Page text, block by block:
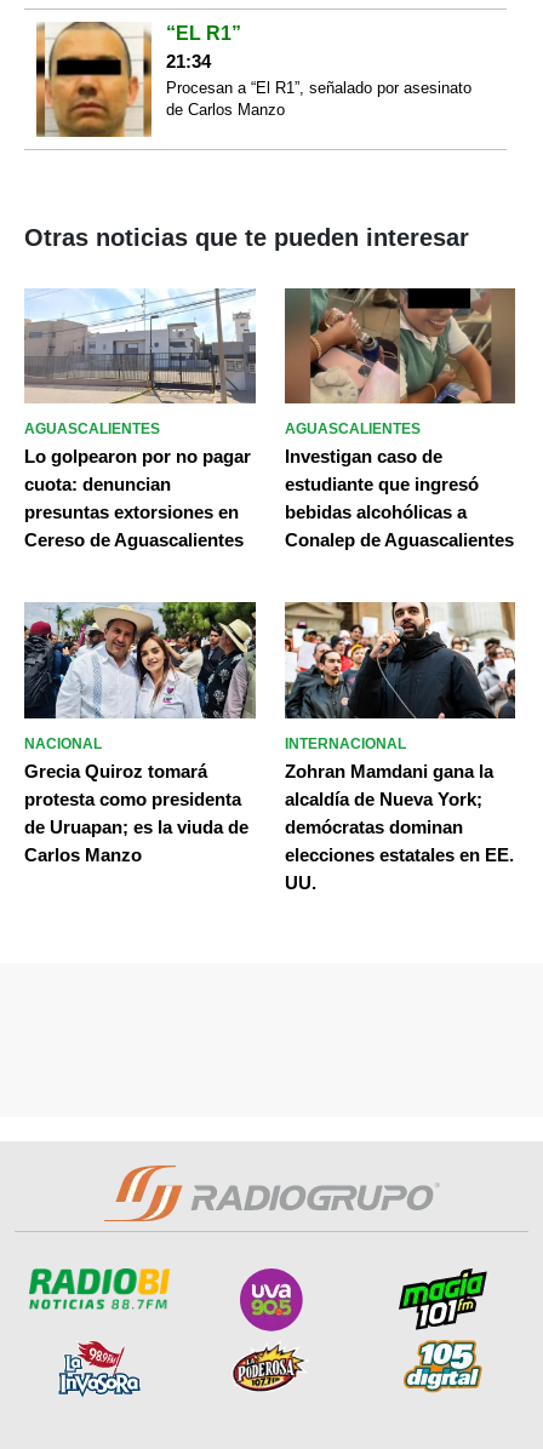
“EL R1”
21:34
Procesan a “El R1”, señalado por asesinato
de Carlos Manzo
Otras noticias que te pueden interesar
AGUASCALIENTES
Lo golpearon por no pagar
cuota: denuncian
presuntas extorsiones en
Cereso de Aguascalientes
AGUASCALIENTES
Investigan caso de
estudiante que ingresó
bebidas alcohólicas a
Conalep de Aguascalientes
NACIONAL
Grecia Quiroz tomará
protesta como presidenta
de Uruapan; es la viuda de
Carlos Manzo
INTERNACIONAL
Zohran Mamdani gana la
alcaldía de Nueva York;
demócratas dominan
elecciones estatales en EE.
UU.